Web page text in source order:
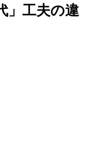
」工夫の違